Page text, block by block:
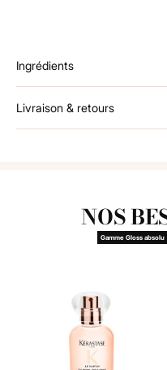
Ingrédients
Livraison & retours
NOS
Gamme Gloss absolu